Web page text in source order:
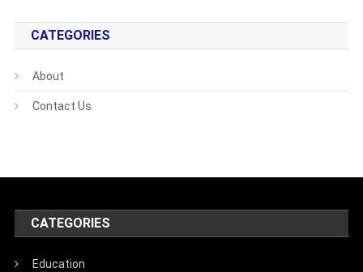
CATEGORIES
About
Contact Us
CATEGORIES
Education